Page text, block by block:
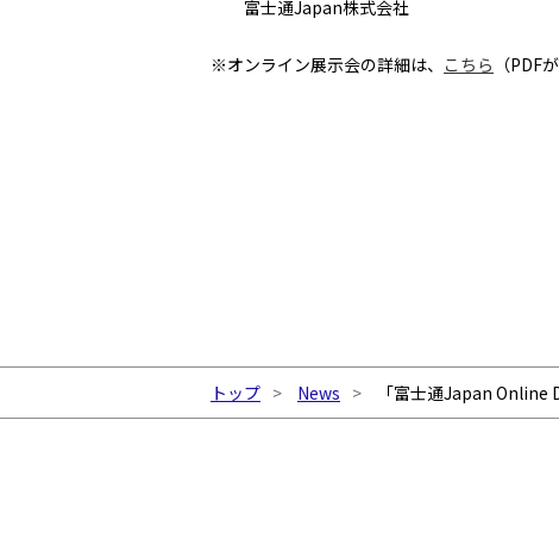
富士通Japan株式会社
※オンライン展示会の詳細は、 こちら （PDF
トップ News 「富士通Japan Online